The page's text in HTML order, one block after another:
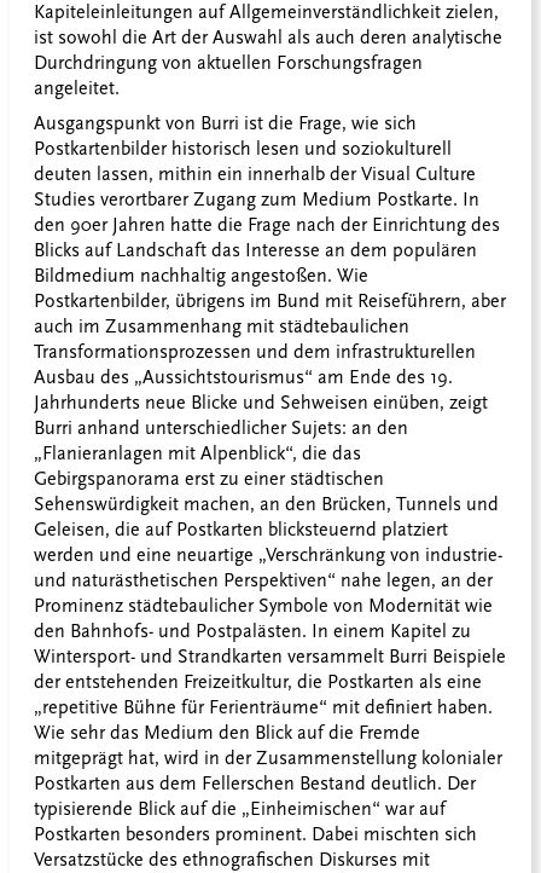
Kapiteleinleitungen auf Allgemeinverständlichkeit zielen,
ist sowohl die Art der Auswahl als auch deren analytische
Durchdringung von aktuellen Forschungsfragen
angeleitet.
Ausgangspunkt von Burri ist die Frage, wie sich
Postkartenbilder historisch lesen und soziokulturell
deuten lassen, mithin ein innerhalb der Visual Culture
Studies verortbarer Zugang zum Medium Postkarte. In
den 90er Jahren hatte die Frage nach der Einrichtung des
Blicks auf Landschaft das Interesse an dem populären
Bildmedium nachhaltig angestoßen. Wie
Postkartenbilder, übrigens im Bund mit Reiseführern, aber
auch im Zusammenhang mit städtebaulichen
Transformationsprozessen und dem infrastrukturellen
Ausbau des „Aussichtstourismus“ am Ende des 19.
Jahrhunderts neue Blicke und Sehweisen einüben, zeigt
Burri anhand unterschiedlicher Sujets: an den
„Flanieranlagen mit Alpenblick“, die das
Gebirgspanorama erst zu einer städtischen
Sehenswürdigkeit machen, an den Brücken, Tunnels und
Geleisen, die auf Postkarten blicksteuernd platziert
werden und eine neuartige „Verschränkung von industrie-
und naturästhetischen Perspektiven“ nahe legen, an der
Prominenz städtebaulicher Symbole von Modernität wie
den Bahnhofs- und Postpalästen. In einem Kapitel zu
Wintersport- und Strandkarten versammelt Burri Beispiele
der entstehenden Freizeitkultur, die Postkarten als eine
„repetitive Bühne für Ferienträume“ mit definiert haben.
Wie sehr das Medium den Blick auf die Fremde
mitgeprägt hat, wird in der Zusammenstellung kolonialer
Postkarten aus dem Fellerschen Bestand deutlich. Der
typisierende Blick auf die „Einheimischen“ war auf
Postkarten besonders prominent. Dabei mischten sich
Versatzstücke des ethnografischen Diskurses mit